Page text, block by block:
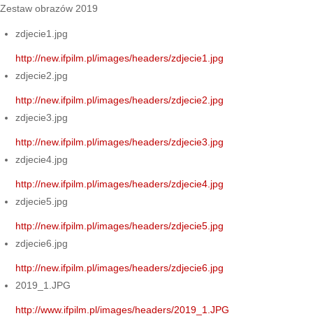
Zestaw obrazów 2019
zdjecie1.jpg
http://new.ifpilm.pl/images/headers/zdjecie1.jpg
zdjecie2.jpg
http://new.ifpilm.pl/images/headers/zdjecie2.jpg
zdjecie3.jpg
http://new.ifpilm.pl/images/headers/zdjecie3.jpg
zdjecie4.jpg
http://new.ifpilm.pl/images/headers/zdjecie4.jpg
zdjecie5.jpg
http://new.ifpilm.pl/images/headers/zdjecie5.jpg
zdjecie6.jpg
http://new.ifpilm.pl/images/headers/zdjecie6.jpg
2019_1.JPG
http://www.ifpilm.pl/images/headers/2019_1.JPG